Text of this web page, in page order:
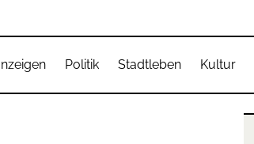
Politik Stadtleben Kultur